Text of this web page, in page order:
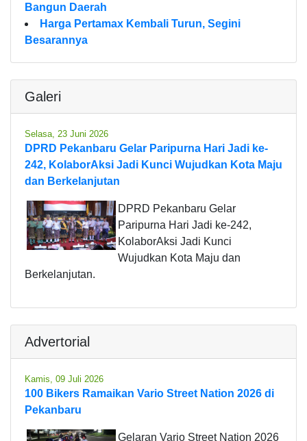
Bangun Daerah
Harga Pertamax Kembali Turun, Segini
Besarannya
Galeri
Selasa, 23 Juni 2026
DPRD Pekanbaru Gelar Paripurna Hari Jadi ke-
242, KolaborAksi Jadi Kunci Wujudkan Kota Maju
dan Berkelanjutan
DPRD Pekanbaru Gelar
Paripurna Hari Jadi ke-242,
KolaborAksi Jadi Kunci
Wujudkan Kota Maju dan
Berkelanjutan.
Advertorial
Kamis, 09 Juli 2026
100 Bikers Ramaikan Vario Street Nation 2026 di
Pekanbaru
Gelaran Vario Street Nation 2026